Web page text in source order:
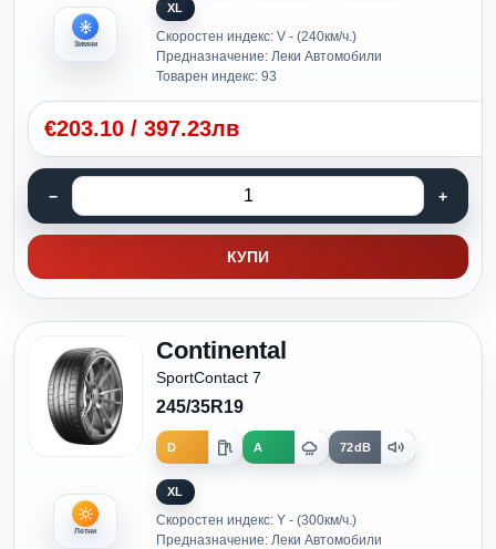
Зимни
XL
Скоростен индекс: V - (240км/ч.)
Предназначение: Леки Автомобили
Товарен индекс: 93
€203.10 / 397.23лв
КУПИ
Летни
Continental
SportContact 7
245/35R19
D A 72dB
XL
Скоростен индекс: Y - (300км/ч.)
Предназначение: Леки Автомобили